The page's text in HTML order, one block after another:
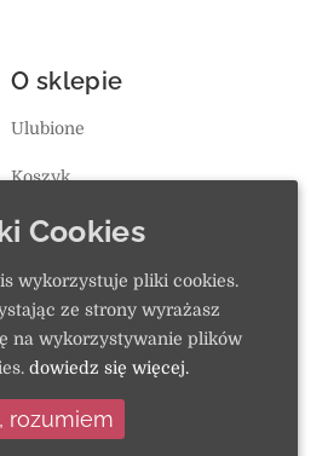
O sklepie
Ulubione
Koszyk
Polityka prywatności
Cookies
wykorzystuje pliki cookies.
ze strony wyrażasz
na wykorzystywanie plików
dowiedz się więcej.
rozumiem